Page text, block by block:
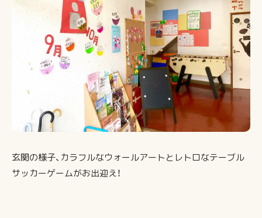
玄関の様子、カラフルなウォールアートとレトロなテーブル
サッカーゲームがお出迎え！